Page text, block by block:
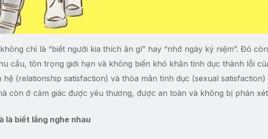
chỉ là “biết người kia thích ăn gì” hay “nhớ ngày kỷ niệm”. Đó
cầu, tôn trọng giới hạn và không biến khó khăn tình dục thành lỗi
(relationship satisfaction) và thỏa mãn tình dục (sexual satisfaction)
còn ở cảm giác được yêu thương, được an toàn và không bị phán
là biết lắng nghe nhau